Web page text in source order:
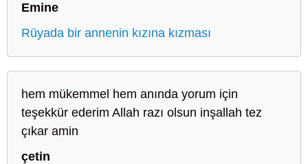
Emine
Rüyada bir annenin kızına kızması
hem mükemmel hem anında yorum için
teşekkür ederim Allah razı olsun inşallah tez
çıkar amin
çetin